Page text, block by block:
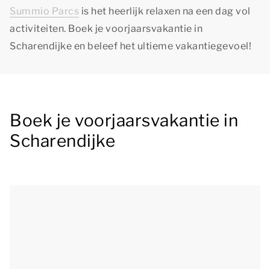
Summio Parcs is het heerlijk relaxen na een dag vol
activiteiten. Boek je voorjaarsvakantie in
Scharendijke en beleef het ultieme vakantiegevoel!
Boek je voorjaarsvakantie in
Scharendijke